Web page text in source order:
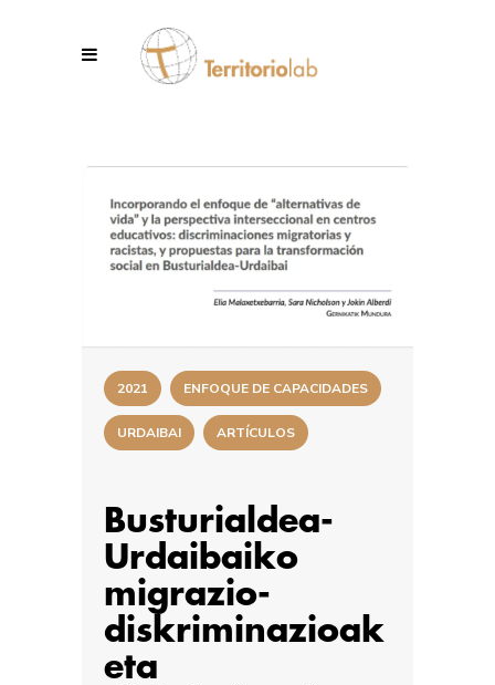
2021 ENFOQUE DE CAPACIDADES
URDAIBAI ARTÍCULOS
Busturialdea-
Urdaibaiko
migrazio-
diskriminazioak
eta